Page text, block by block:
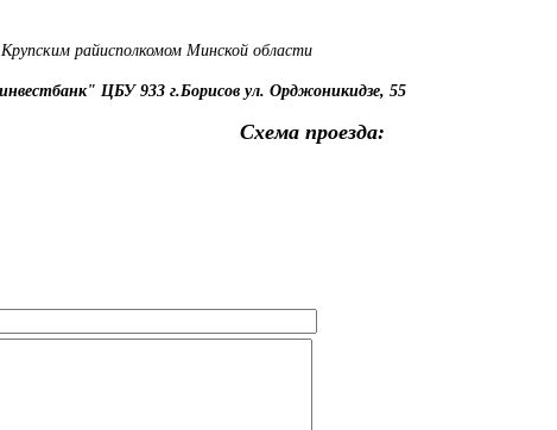
райисполкомом Минской области
ЦБУ 933 г.Борисов ул. Орджоникидзе, 55
Схема проезда: